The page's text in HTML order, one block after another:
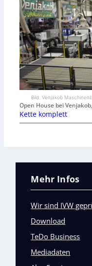
Bild: Venjakob
Open House bei
Kette komplett
Mehr Infos
Wir sind IVW
Download
TeDo Business
Mediadaten